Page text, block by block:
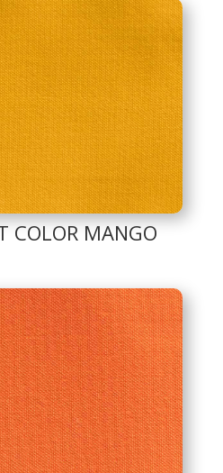
COLOR MANGO